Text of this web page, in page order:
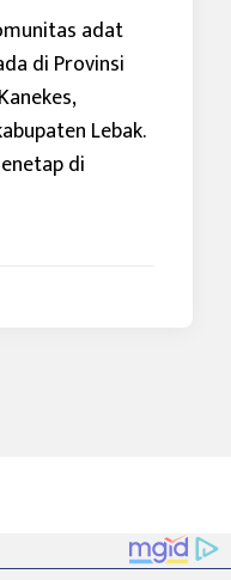
adat
di Provinsi
Lebak.
di